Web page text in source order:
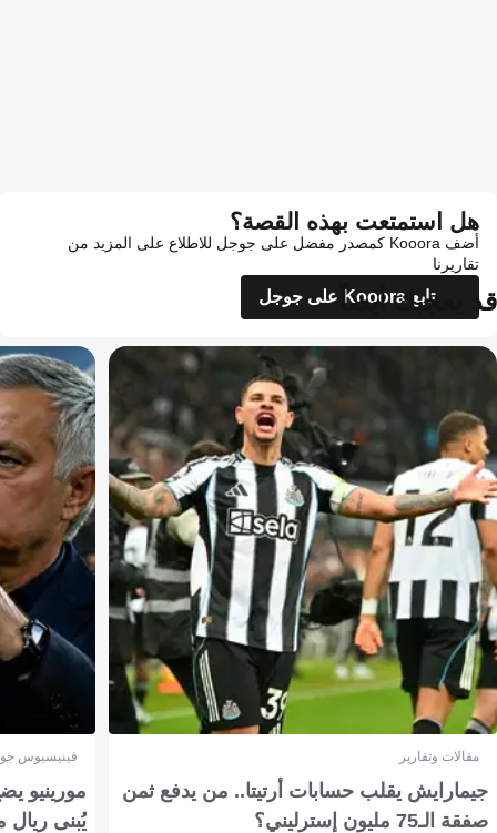
هل استمتعت بهذه القصة؟
أضف Kooora كمصدر مفضل على جوجل للاطلاع على المزيد من
تقاريرنا
تابع Kooora على جوجل
قد يعجبك أيضاً
مقالات وتقارير
جيمارايش يقلب حسابات أرتيتا.. من يدفع ثمن
صفقة الـ75 مليون إسترليني؟
فينيسيوس
مورينيو
يُبنى ريال